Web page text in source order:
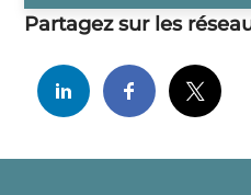
Partagez sur les